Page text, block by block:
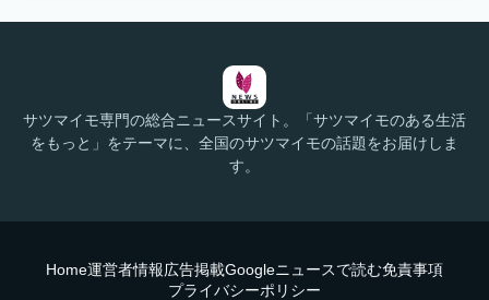
サツマイモ専門の総合ニュースサイト。「サツマイモのある生活
をもっと」をテーマに、全国のサツマイモの話題をお届けしま
す。
Home運営者情報広告掲載Googleニュースで読む免責事項
プライバシーポリシー